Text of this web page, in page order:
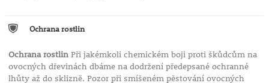
Ochrana rostlin
Ochrana rostlinPři jakémkoli chemickém boji proti škůdcům na
ovocných dřevinách dbáme na dodržení předepsané ochranné
lhůty až do sklizně. Pozor při smíšeném pěstování ovocných